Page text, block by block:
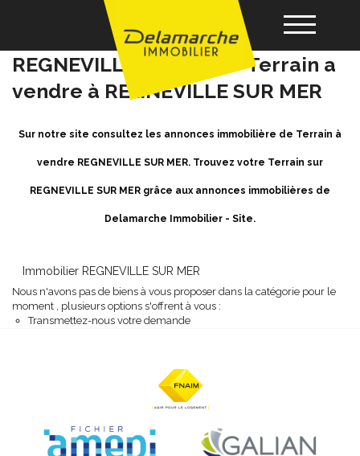
Acheter
Vendre
Nos agences
Achat / Vente Terrain
REGNEVILLE SUR MER - Terrain a
vendre à REGNEVILLE SUR MER
Sur notre site consultez les annonces immobilière de Terrain à
vendre REGNEVILLE SUR MER. Trouvez votre Terrain sur
REGNEVILLE SUR MER grâce aux annonces immobilières de
Delamarche Immobilier - Site.
Immobilier REGNEVILLE SUR MER
Nous n'avons pas de biens à vous proposer dans la catégorie pour le
moment , plusieurs options s'offrent à vous :
Transmettez-nous votre demande